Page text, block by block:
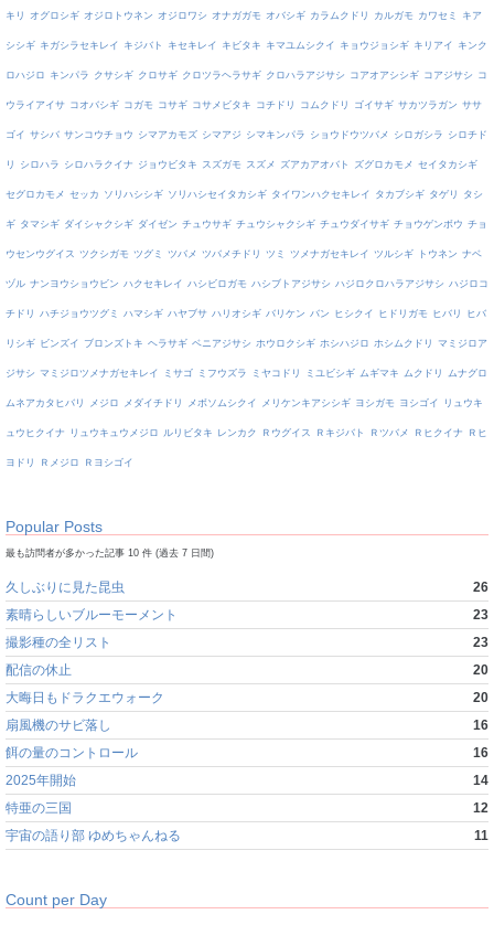
キリ オグロシギ オジロトウネン オジロワシ オナガガモ オバシギ カラムクドリ カルガモ カワセミ キア
シシギ キガシラセキレイ キジバト キセキレイ キビタキ キマユムシクイ キョウジョシギ キリアイ キンク
ロハジロ キンパラ クサシギ クロサギ クロツラヘラサギ クロハラアジサシ コアオアシシギ コアジサシ コ
ウライアイサ コオバシギ コガモ コサギ コサメビタキ コチドリ コムクドリ ゴイサギ サカツラガン ササ
ゴイ サシバ サンコウチョウ シマアカモズ シマアジ シマキンパラ ショウドウツバメ シロガシラ シロチド
リ シロハラ シロハラクイナ ジョウビタキ スズガモ スズメ ズアカアオバト ズグロカモメ セイタカシギ
セグロカモメ セッカ ソリハシシギ ソリハシセイタカシギ タイワンハクセキレイ タカブシギ タゲリ タシ
ギ タマシギ ダイシャクシギ ダイゼン チュウサギ チュウシャクシギ チュウダイサギ チョウゲンボウ チョ
ウセンウグイス ツクシガモ ツグミ ツバメ ツバメチドリ ツミ ツメナガセキレイ ツルシギ トウネン ナベ
ヅル ナンヨウショウビン ハクセキレイ ハシビロガモ ハシブトアジサシ ハジロクロハラアジサシ ハジロコ
チドリ ハチジョウツグミ ハマシギ ハヤブサ ハリオシギ バリケン バン ヒシクイ ヒドリガモ ヒバリ ヒバ
リシギ ビンズイ ブロンズトキ ヘラサギ ベニアジサシ ホウロクシギ ホシハジロ ホシムクドリ マミジロア
ジサシ マミジロツメナガセキレイ ミサゴ ミフウズラ ミヤコドリ ミユビシギ ムギマキ ムクドリ ムナグロ
ムネアカタヒバリ メジロ メダイチドリ メボソムシクイ メリケンキアシシギ ヨシガモ ヨシゴイ リュウキ
ュウヒクイナ リュウキュウメジロ ルリビタキ レンカク Ｒウグイス Ｒキジバト Ｒツバメ Ｒヒクイナ Ｒヒ
ヨドリ Ｒメジロ Ｒヨシゴイ
Popular Posts
最も訪問者が多かった記事 10 件 (過去 7 日間)
久しぶりに見た昆虫
26
素晴らしいブルーモーメント
23
撮影種の全リスト
23
配信の休止
20
大晦日もドラクエウォーク
20
扇風機のサビ落し
16
餌の量のコントロール
16
2025年開始
14
特亜の三国
12
宇宙の語り部 ゆめちゃんねる
11
Count per Day